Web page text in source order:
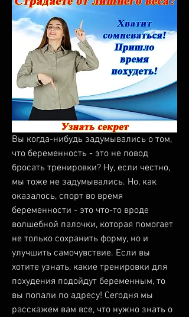
Вы когда-нибудь задумывались о том,
что беременность - это не повод
бросать тренировки? Ну, если честно,
мы тоже не задумывались. Но, как
оказалось, спорт во время
беременности - это что-то вроде
волшебной палочки, которая помогает
не только сохранить форму, но и
улучшить самочувствие. Если вы
хотите узнать, какие тренировки для
похудения подойдут беременным, то
вы попали по адресу! Сегодня мы
расскажем вам все, что нужно знать о